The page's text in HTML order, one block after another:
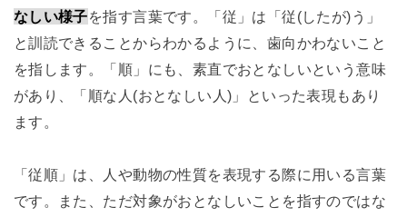
なしい様子を指す言葉です。「従」は「従(したが)う」
と訓読できることからわかるように、歯向かわないこと
を指します。「順」にも、素直でおとなしいという意味
があり、「順な人(おとなしい人)」といった表現もあり
ます。
「従順」は、人や動物の性質を表現する際に用いる言葉
です。また、ただ対象がおとなしいことを指すのではな